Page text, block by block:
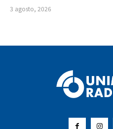
3 agosto, 2026